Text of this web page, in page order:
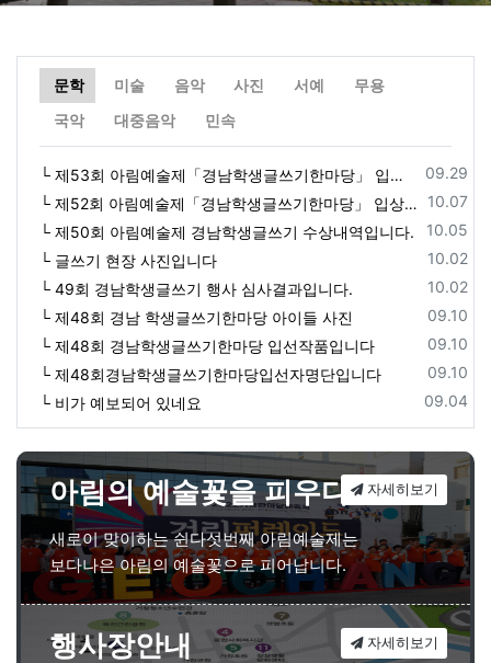
문학 미술 음악 사진 서예
무용
국악
대중음악 민속
등록일
09.29
└ 제53회 아림예술제「경남학생글쓰기한마당」 입상자 명단 수정 (2025. 10. 1.)
등록일
10.07
└ 제52회 아림예술제「경남학생글쓰기한마당」 입상자 명단
등록일
10.05
└ 제50회 아림예술제 경남학생글쓰기 수상내역입니다.
등록일
10.02
└ 글쓰기 현장 사진입니다
등록일
10.02
└ 49회 경남학생글쓰기 행사 심사결과입니다.
등록일
09.10
└ 제48회 경남 학생글쓰기한마당 아이들 사진
등록일
09.10
└ 제48회 경남학생글쓰기한마당 입선작품입니다
등록일
09.10
└ 제48회경남학생글쓰기한마당입선자명단입니다
등록일
09.04
└ 비가 예보되어 있네요
아림의 예술꽃을 피우다
새로이 맞이하는 쉰다섯번째 아림예술제는
보다나은 아림의 예술꽃으로 피어납니다.
자세히보기
행사장안내 자세히보기